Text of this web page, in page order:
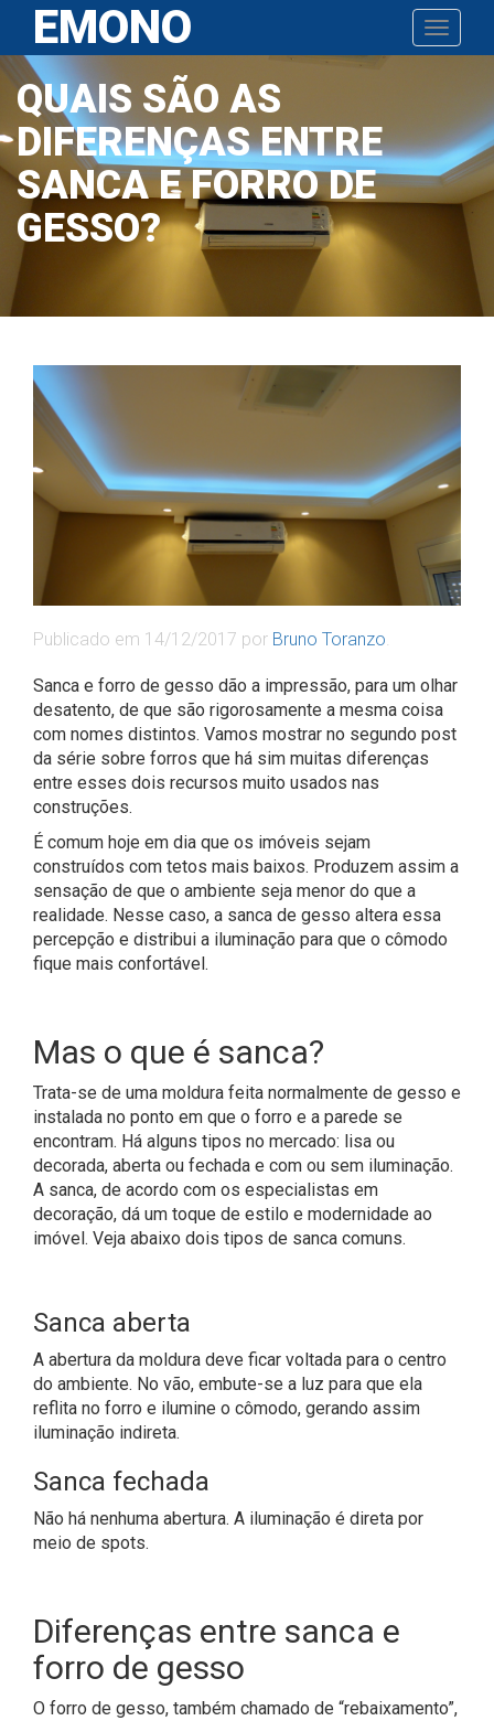
Pular
para
o
conteúdo
Toggle
EMONO
QUAIS SÃO AS
DIFERENÇAS ENTRE
SANCA E FORRO DE
GESSO?
Publicado em 14/12/2017 por Bruno Toranzo.
Sanca e forro de gesso dão a impressão, para um olhar
desatento, de que são rigorosamente a mesma coisa
com nomes distintos. Vamos mostrar no segundo post
da série sobre forros que há sim muitas diferenças
entre esses dois recursos muito usados nas
construções.
É comum hoje em dia que os imóveis sejam
construídos com tetos mais baixos. Produzem assim a
sensação de que o ambiente seja menor do que a
realidade. Nesse caso, a sanca de gesso altera essa
percepção e distribui a iluminação para que o cômodo
fique mais confortável.
Mas o que é sanca?
Trata-se de uma moldura feita normalmente de gesso e
instalada no ponto em que o forro e a parede se
encontram. Há alguns tipos no mercado: lisa ou
decorada, aberta ou fechada e com ou sem iluminação.
A sanca, de acordo com os especialistas em
decoração, dá um toque de estilo e modernidade ao
imóvel. Veja abaixo dois tipos de sanca comuns.
Sanca aberta
A abertura da moldura deve ficar voltada para o centro
do ambiente. No vão, embute-se a luz para que ela
reflita no forro e ilumine o cômodo, gerando assim
iluminação indireta.
Sanca fechada
Não há nenhuma abertura. A iluminação é direta por
meio de spots.
Diferenças entre sanca e
forro de gesso
O forro de gesso, também chamado de “rebaixamento”,